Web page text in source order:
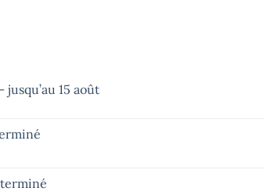
jusqu’au 15 août
terminé